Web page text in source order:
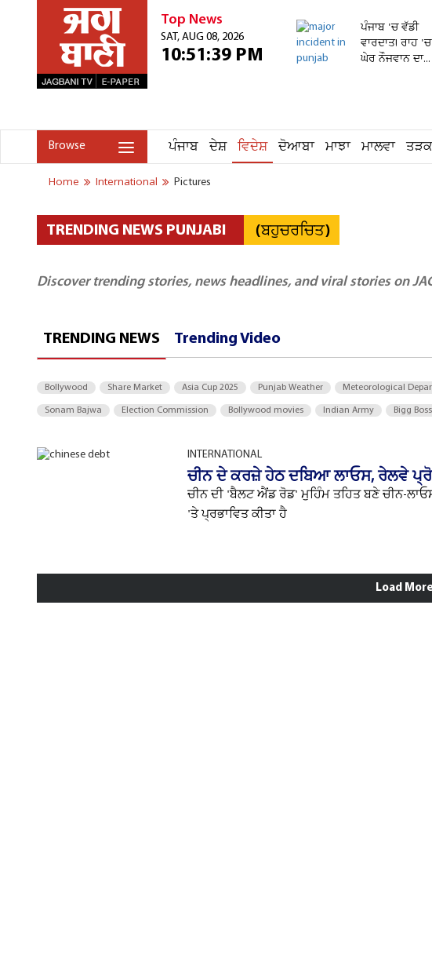
Top News
SAT, AUG 08, 2026
10:51:39 PM
ਪੰਜਾਬ 'ਚ ਵੱਡੀ
ਵਾਰਦਾਤ! ਰਾਹ 'ਚ
ਘੇਰ ਨੌਜਵਾਨ ਦਾ...
Browse ਪੰਜਾਬ ਦੇਸ਼ ਵਿਦੇਸ਼ ਦੋਆਬਾ ਮਾਝਾ ਮਾਲਵਾ
Home International Pictures
TRENDING NEWS PUNJABI (ਬਹੁਚਰਚਿਤ)
Discover trending stories, news headlines, and viral stories on
TRENDING NEWS Trending Video
Bollywood Share Market Asia Cup 2025 Punjab Weather Meteorological
Sonam Bajwa Election Commission Bollywood movies Indian Army Bigg Boss
INTERNATIONAL
ਚੀਨ ਦੇ ਕਰਜ਼ੇ ਹੇਠ ਦਬਿਆ ਲਾਓਸ, ਰੇਲਵੇ
ਚੀਨ ਦੀ 'ਬੈਲਟ ਐਂਡ ਰੋਡ' ਮੁਹਿੰਮ ਤਹਿਤ ਬਣੇ ਚੀਨ-
'ਤੇ ਪ੍ਰਭਾਵਿਤ ਕੀਤਾ ਹੈ
Load